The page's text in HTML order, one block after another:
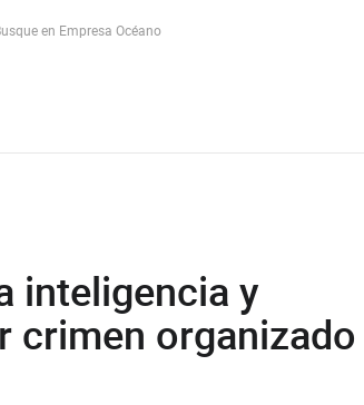
inteligencia y
crimen organizado